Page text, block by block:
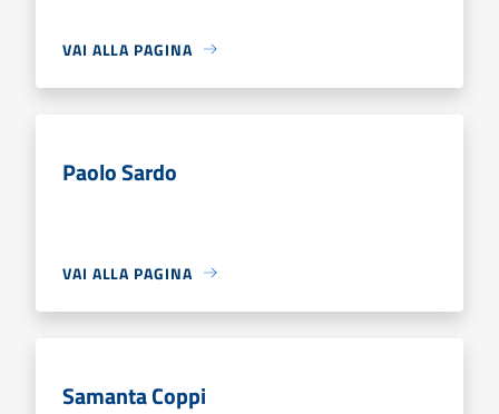
VAI ALLA PAGINA
Paolo Sardo
VAI ALLA PAGINA
Samanta Coppi